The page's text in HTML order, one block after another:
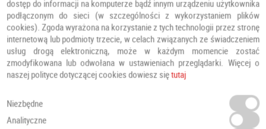
gniazda wpuszczone pod komplet zawiasów
krawędź bez przylgi
płyta z laminatem połyskującym
płyta MDF w ramiaku
dostęp do informacji na komputerze bądź innym urządzeniu użytkownika
podłączonym do sieci (w szczególności z wykorzystaniem plików
cookies). Zgoda wyrażona na korzystanie z tych technologii przez stronę
internetową lub podmioty trzecie, w celach związanych ze świadczeniem
usług drogą elektroniczną, może w każdym momencie zostać
zmodyfikowana lub odwołana w ustawieniach przeglądarki. Więcej o
naszej polityce dotyczącej cookies dowiesz siętutaj
Niezbędne
Analityczne